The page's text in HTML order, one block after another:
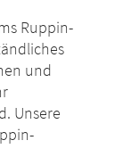
Ruppin-
und
Unsere